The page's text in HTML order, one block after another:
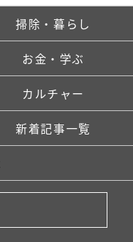
掃除・暮らし
お金・学ぶ
カルチャー
新着記事一覧